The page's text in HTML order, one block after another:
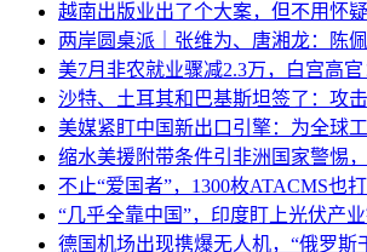
越南出版业出了个大案，但不用怀
两岸圆桌派｜张维为、唐湘龙：陈
美7月非农就业骤减2.3万，白宫高
沙特、土耳其和巴基斯坦签了：攻
美媒紧盯中国新出口引擎：为全球
缩水美援附带条件引非洲国家警惕
不止“爱国者”，1300枚ATACMS也
“几乎全靠中国”，印度盯上光伏产
德国机场出现携爆无人机，“俄罗斯